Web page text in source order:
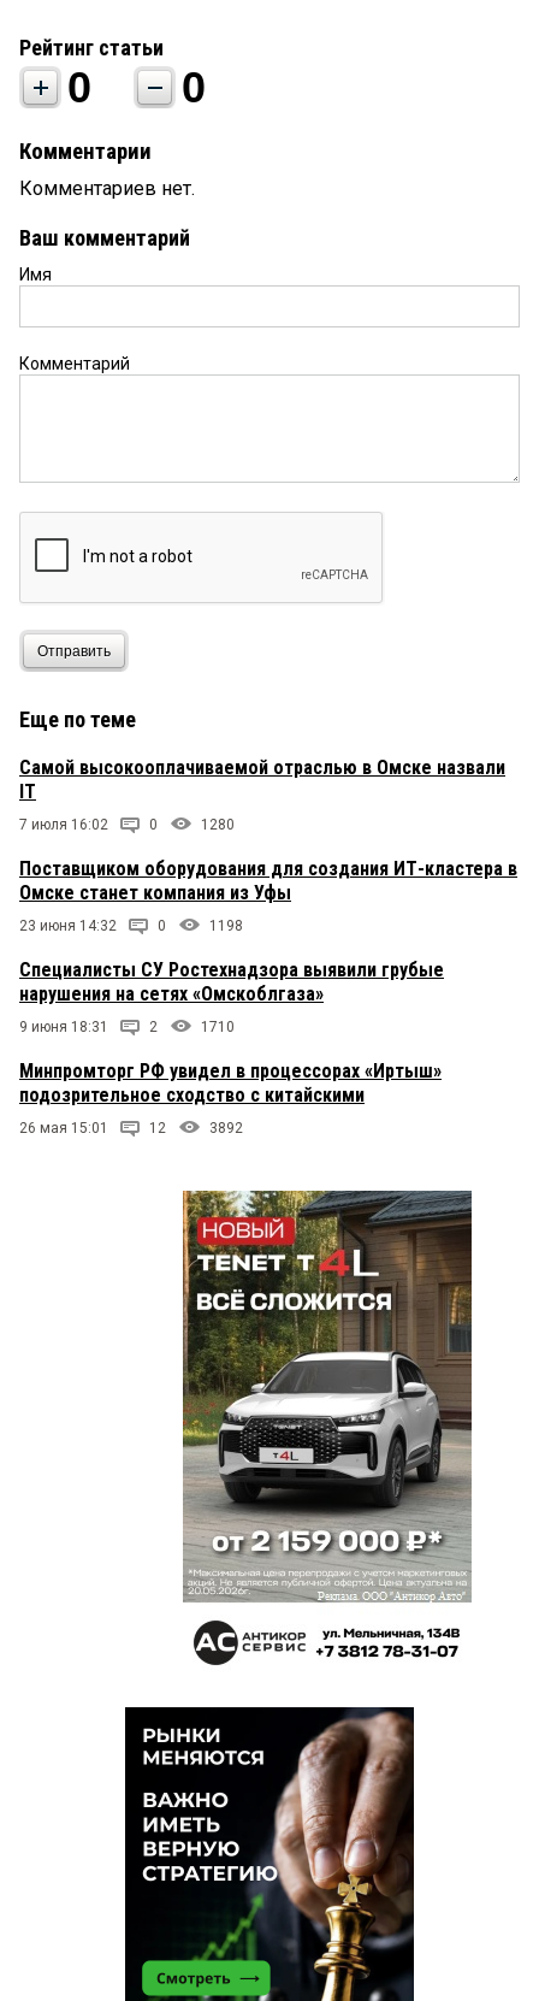
Рейтинг статьи
0 0
Комментарии
Комментариев нет.
Ваш комментарий
Имя
Комментарий
Отправить
Еще по теме
Самой высокооплачиваемой отраслью в Омске назвали
IT
7 июля 16:02 0 1280
Поставщиком оборудования для создания ИТ-кластера в
Омске станет компания из Уфы
23 июня 14:32 0 1198
Специалисты СУ Ростехнадзора выявили грубые
нарушения на сетях «Омскоблгаза»
9 июня 18:31 2 1710
Минпромторг РФ увидел в процессорах «Иртыш»
подозрительное сходство с китайскими
26 мая 15:01 12 3892